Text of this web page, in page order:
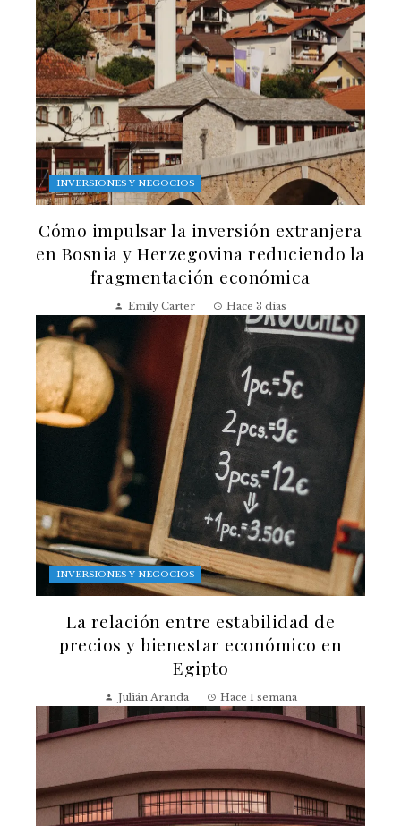
INVERSIONES Y NEGOCIOS
Cómo impulsar la inversión extranjera
en Bosnia y Herzegovina reduciendo la
fragmentación económica
Emily Carter Hace 3 días
INVERSIONES Y NEGOCIOS
La relación entre estabilidad de
precios y bienestar económico en
Egipto
Julián Aranda Hace 1 semana